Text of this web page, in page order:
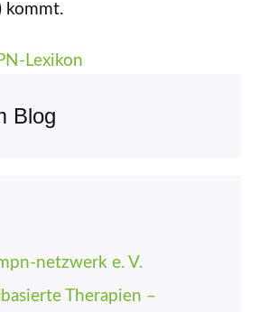
kommt.
Lexikon
Blog
netzwerk e. V.
Therapien –